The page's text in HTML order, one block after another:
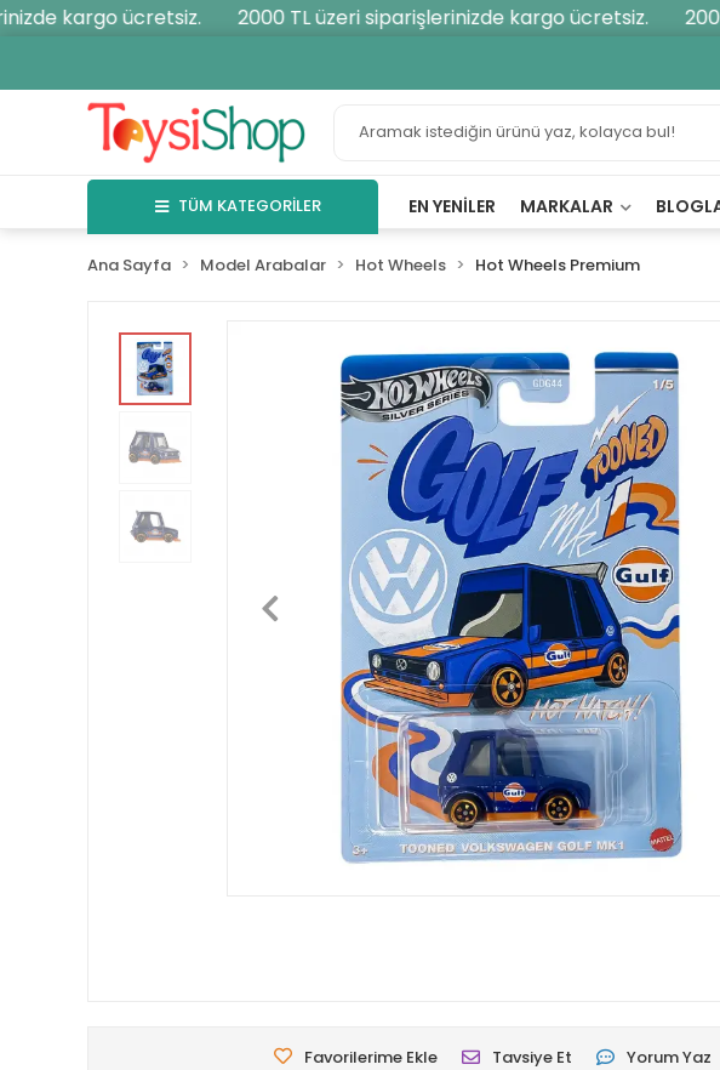
kargo ücretsiz. 2000 TL üzeri siparişlerinizde kargo ücretsiz.
TÜM KATEGORİLER EN YENILER MARKALAR
Ana Sayfa Model Arabalar Hot Wheels Hot Wheels Premium
Favorilerime Ekle Tavsiye Et Yorum Yaz